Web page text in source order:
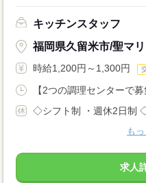
キッチンスタッフ
福岡県久留米市/聖マ
時給1,200円～1,300円
【2つの調理センターで
◇シフト制 ・週休2日制
も
求人